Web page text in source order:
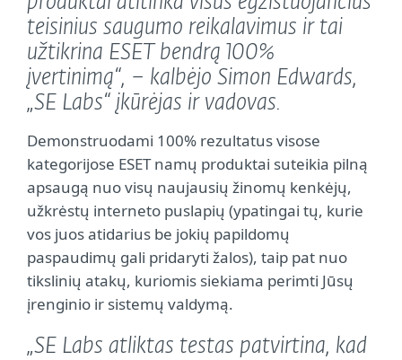
teisinius saugumo reikalavimus ir tai
užtikrina ESET bendrą 100%
įvertinimą“, – kalbėjo Simon Edwards,
„SE Labs“ įkūrėjas ir vadovas.
Demonstruodami 100% rezultatus visose
kategorijose ESET namų produktai suteikia pilną
apsaugą nuo visų naujausių žinomų kenkėjų,
užkrėstų interneto puslapių (ypatingai tų, kurie
vos juos atidarius be jokių papildomų
paspaudimų gali pridaryti žalos), taip pat nuo
tikslinių atakų, kuriomis siekiama perimti Jūsų
įrenginio ir sistemų valdymą.
„SE Labs atliktas testas patvirtina, kad